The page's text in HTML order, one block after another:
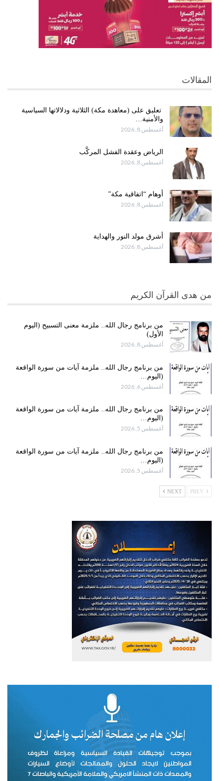
المقالات
تعليق على (معاهدة مكة) الثلاثية ودلالاتها السياسية
والأمنية…
أغسطس 8, 2026
الرياض وعقدة الفشل المركَّب
أغسطس 8, 2026
أوهام “اتفاقية مكة”
أغسطس 8, 2026
أشرق مولد النور والهداية
أغسطس 8, 2026
من هدى القرآن الكريم
من برنامج رجال الله.. ملزمة معنى التسبيح (اليوم
الأول)
أغسطس 8, 2026
من برنامج رجال الله.. ملزمة آيات من سورة الواقعة
(اليوم…
أغسطس 6, 2026
من برنامج رجال الله.. ملزمة آيات من سورة الواقعة
(اليوم…
أغسطس 5, 2026
من برنامج رجال الله.. ملزمة آيات من سورة الواقعة
(اليوم…
أغسطس 5, 2026
NEXT